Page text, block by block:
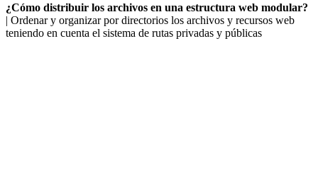
¿Cómo distribuir los archivos en una estructura web modular?
| Ordenar y organizar por directorios los archivos y recursos web
teniendo en cuenta el sistema de rutas privadas y públicas